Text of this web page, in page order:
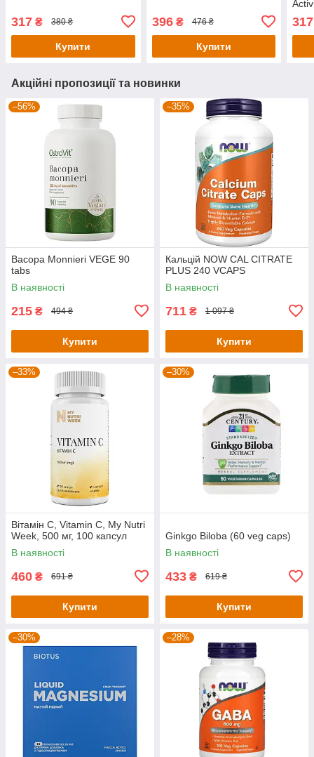
317 ₴ 380 ₴
Купити
396₴ 476 ₴
Купити
317
Акційні пропозиції та новинки
–56%
Bacopa Monnieri VEGE 90
tabs
В наявності
215 ₴ 494 ₴
Купити
–35%
Кальцій NOW CAL CITRATE
PLUS 240 VCAPS
В наявності
711 ₴ 1 097 ₴
Купити
–33%
Вітамін С, Vitamin C, My Nutri
Week, 500 мг, 100 капсул
В наявності
460 ₴ 691 ₴
Купити
–30%
Ginkgo Biloba (60 veg caps)
В наявності
433 ₴ 619 ₴
Купити
–30% –28%